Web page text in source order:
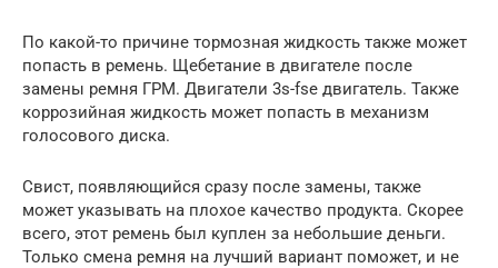
По какой-то причине тормозная жидкость также может
попасть в ремень. Щебетание в двигателе после
замены ремня ГРМ. Двигатели 3s-fse двигатель. Также
коррозийная жидкость может попасть в механизм
голосового диска.
Свист, появляющийся сразу после замены, также
может указывать на плохое качество продукта. Скорее
всего, этот ремень был куплен за небольшие деньги.
Только смена ремня на лучший вариант поможет, и не